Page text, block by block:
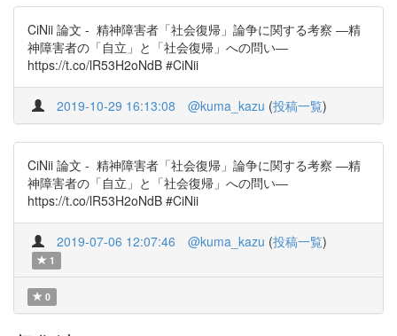
CiNii 論文 - 精神障害者「社会復帰」論争に関する考察 ―精
神障害者の「自立」と「社会復帰」への問い―
https://t.co/lR53H2oNdB #CiNii
2019-10-29 16:13:08 @kuma_kazu (投稿一覧)
CiNii 論文 - 精神障害者「社会復帰」論争に関する考察 ―精
神障害者の「自立」と「社会復帰」への問い―
https://t.co/lR53H2oNdB #CiNii
2019-07-06 12:07:46 @kuma_kazu (投稿一覧)
1
0